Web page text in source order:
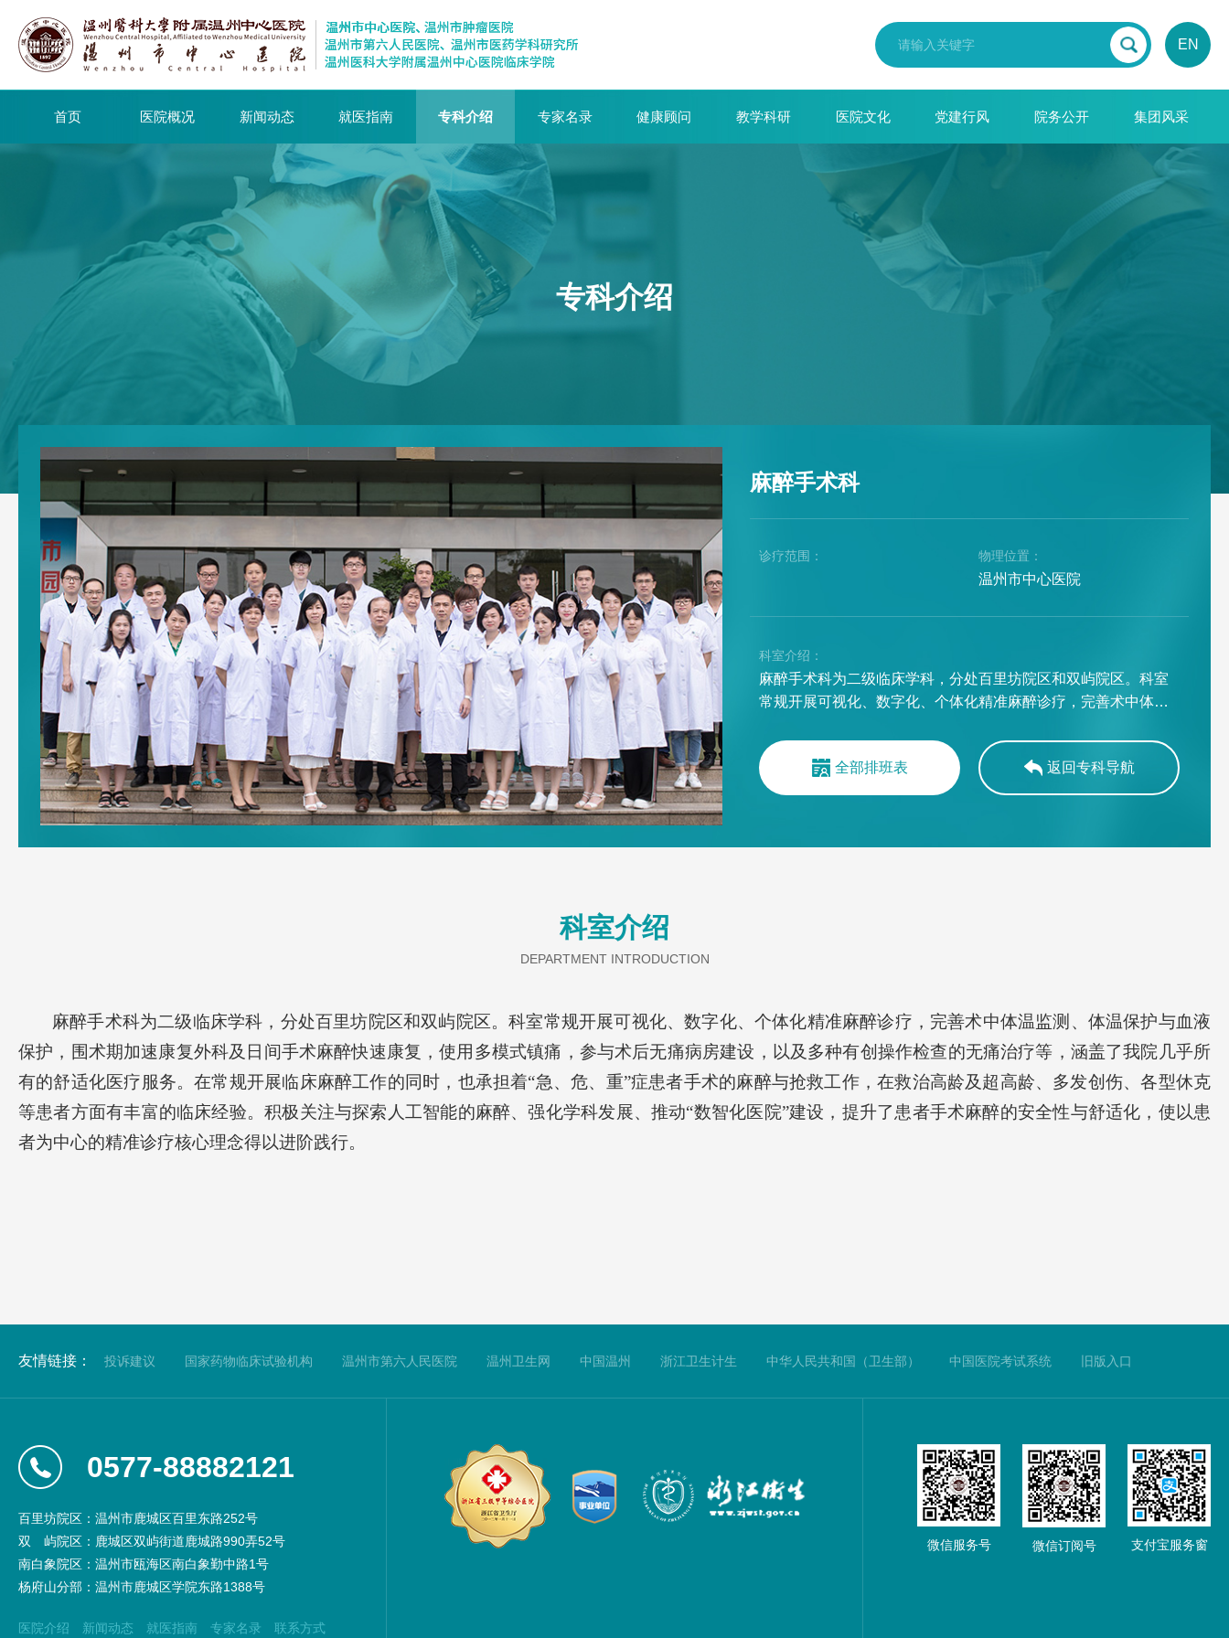
EN
首页 医院概况 新闻动态 就医指南 专科介绍 专家名录 健康顾问 教学科研 医院文化 党建行风 院务公开 集团风采
专科介绍
麻醉手术科
诊疗范围： 物理位置：
温州市中心医院
科室介绍：
麻醉手术科为二级临床学科，分处百里坊院区和双屿院区。科室
常规开展可视化、数字化、个体化精准麻醉诊疗，完善术中体温
醉快速康复，使用多模式镇痛，参与术后无痛病房建设，以及多
种有创操作检查的无痛治疗等，涵盖了我院几乎所有的舒适化医
疗服务。在常规开展临床麻醉工作的同时，也承担着“急、危、
全部排班表 返回专科导航
科室介绍
DEPARTMENT INTRODUCTION
麻醉手术科为二级临床学科，分处百里坊院区和双屿院区。科室常规开展可视化、数字化、个体化精准麻醉诊疗 ， 完善术中体温监测 、 体温保护与血液
保护 ，围术期加速康复外科及日间手术麻醉快速康复，使用多模式镇痛， 参与术后无痛病房建设，以及多种有创操作检查的无痛治疗等，涵盖了我院几乎所
有的舒适化医疗服务。在常规开展临床麻醉工作的同时，也承担着“急、危、重”症患者手术的麻醉与抢救工作，在救治高龄及超高龄、多发创伤、各型休克
等患者方面有丰富的临床经验。积极关注与探索人工智能的麻醉、强化学科发展、推动“数智化医院”建设 ， 提升了患者手术麻醉的安全性与舒适化，使以患
者为中心的精准诊疗核心理念得以进阶践行。
友情链接： 投诉建议 国家药物临床试验机构 温州市第六人民医院 温州卫生网 中国温州 浙江卫生计生 中华人民共和国（卫生部） 中国医院考试系统 旧版入口
0577-88882121
百里坊院区：温州市鹿城区百里东路252号
双
屿院区：鹿城区双屿街道鹿城路990弄52号
南白象院区：温州市瓯海区南白象勤中路1号
杨府山分部：温州市鹿城区学院东路1388号
医院介绍 新闻动态 就医指南 专家名录 联系方式
微信服务号 微信订阅号 支付宝服务窗